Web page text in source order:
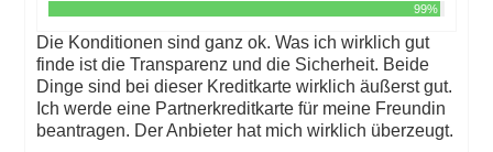
99%
Die Konditionen sind ganz ok. Was ich wirklich gut
finde ist die Transparenz und die Sicherheit. Beide
Dinge sind bei dieser Kreditkarte wirklich äußerst gut.
Ich werde eine Partnerkreditkarte für meine Freundin
beantragen. Der Anbieter hat mich wirklich überzeugt.